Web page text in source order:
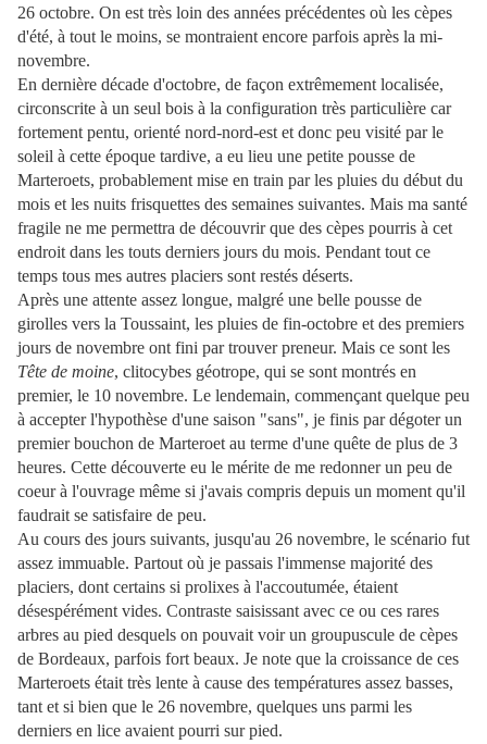
26 octobre. On est très loin des années précédentes où les cèpes
d'été, à tout le moins, se montraient encore parfois après la mi-
novembre.
En dernière décade d'octobre, de façon extrêmement localisée,
circonscrite à un seul bois à la configuration très particulière car
fortement pentu, orienté nord-nord-est et donc peu visité par le
soleil à cette époque tardive, a eu lieu une petite pousse de
Marteroets, probablement mise en train par les pluies du début du
mois et les nuits frisquettes des semaines suivantes. Mais ma santé
fragile ne me permettra de découvrir que des cèpes pourris à cet
endroit dans les touts derniers jours du mois. Pendant tout ce
temps tous mes autres placiers sont restés déserts.
Après une attente assez longue, malgré une belle pousse de
girolles vers la Toussaint, les pluies de fin-octobre et des premiers
jours de novembre ont fini par trouver preneur. Mais ce sont les
Tête de moine, clitocybes géotrope, qui se sont montrés en
premier, le 10 novembre. Le lendemain, commençant quelque peu
à accepter l'hypothèse d'une saison "sans", je finis par dégoter un
premier bouchon de Marteroet au terme d'une quête de plus de 3
heures. Cette découverte eu le mérite de me redonner un peu de
coeur à l'ouvrage même si j'avais compris depuis un moment qu'il
faudrait se satisfaire de peu.
Au cours des jours suivants, jusqu'au 26 novembre, le scénario fut
assez immuable. Partout où je passais l'immense majorité des
placiers, dont certains si prolixes à l'accoutumée, étaient
désespérément vides. Contraste saisissant avec ce ou ces rares
arbres au pied desquels on pouvait voir un groupuscule de cèpes
de Bordeaux, parfois fort beaux. Je note que la croissance de ces
Marteroets était très lente à cause des températures assez basses,
tant et si bien que le 26 novembre, quelques uns parmi les
derniers en lice avaient pourri sur pied.